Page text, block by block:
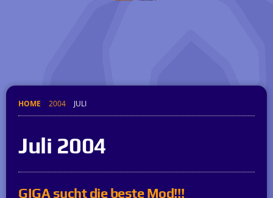
HOME 2004 JULI
Juli 2004
GIGA sucht die beste Mod!!!